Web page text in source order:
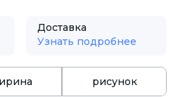
Доставка
Узнать подробнее
рисунок